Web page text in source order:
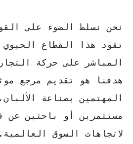
نحن نسلط الضوء على
تقود هذا القطاع الحيوي
المباشر على حركة
هدفنا هو تقديم مرجع
المهتمين بصناعة
مستثمرين أو باحثين عن
لاتجاهات السوق العالمية.